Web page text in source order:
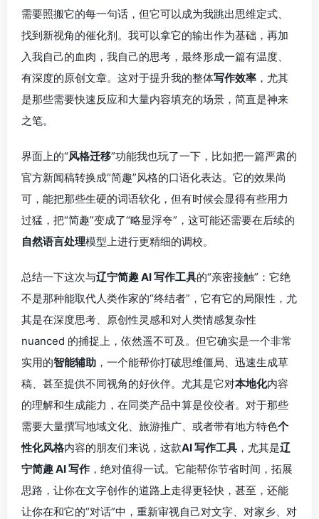
需要照搬它的每一句话，但它可以成为我跳出思维定式、
找到新视角的催化剂。我可以拿它的输出作为基础，再加
入我自己的血肉，我自己的思考，最终形成一篇有温度、
有深度的原创文章。这对于提升我的整体写作效率 ，尤其
是那些需要快速反应和大量内容填充的场景，简直是神来
之笔。
界面上的“风格迁移”功能我也玩了一下，比如把一篇严肃的
官方新闻稿转换成“简趣”风格的口语化表达。它的效果尚
可，能把那些生硬的词语软化，但有时候会显得有些用力
过猛，把“简趣”变成了“略显浮夸”，这可能还需要在后续的
自然语言处理模型上进行更精细的调校。
总结一下这次与辽宁简趣 AI 写作工具的“亲密接触”：它绝
不是那种能取代人类作家的“终结者”，它有它的局限性，尤
其是在深度思考、原创性灵感和对人类情感复杂性
nuanced 的捕捉上，依然遥不可及。但它确实是一个非常
实用的智能辅助 ，一个能帮你打破思维僵局、迅速生成草
稿、甚至提供不同视角的好伙伴。尤其是它对本地化内容
的理解和生成能力，在同类产品中算是佼佼者。对于那些
需要大量撰写地域文化、旅游推广、或者带有地方特色个
性化风格内容的朋友们来说，这款AI 写作工具 ，尤其是辽
宁简趣 AI 写作 ，绝对值得一试。它能帮你节省时间，拓展
思路，让你在文字创作的道路上走得更轻快，甚至，还能
让你在和它的“对话”中，重新审视自己对文字、对家乡、对